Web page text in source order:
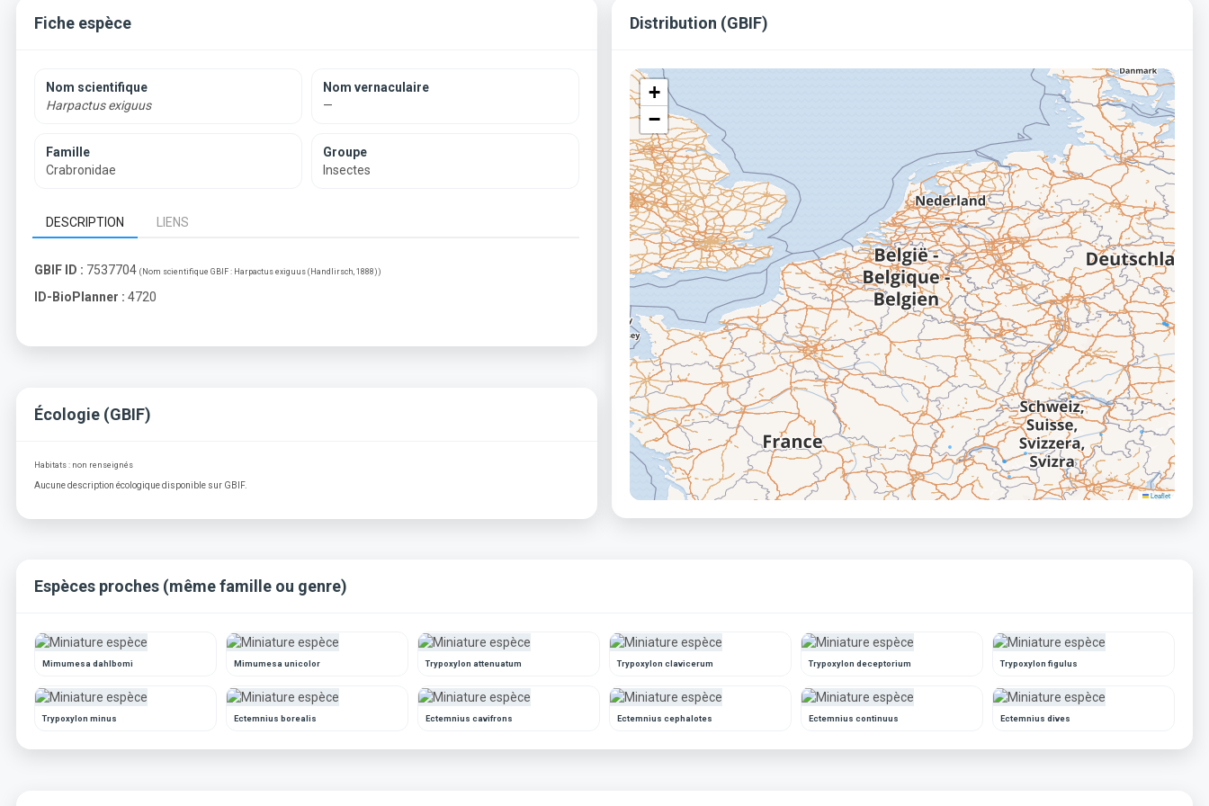
Fiche espèce
Nom scientifique
Harpactus exiguus
Nom vernaculaire
—
Famille
Crabronidae
Groupe
Insectes
DESCRIPTION LIENS
GBIF ID : 7537704 (Nom scientifique GBIF : Harpactus exiguus (Handlirsch, 1888) )
ID-BioPlanner : 4720
Distribution (GBIF)
+
−
Leaflet
Écologie (GBIF)
Habitats : non renseignés
Aucune description écologique disponible sur GBIF.
Espèces proches (même famille ou genre)
Mimumesa dahlbomi Mimumesa unicolor Trypoxylon attenuatum Trypoxylon clavicerum Trypoxylon deceptorium Trypoxylon figulus
Trypoxylon minus Ectemnius borealis Ectemnius cavifrons Ectemnius cephalotes Ectemnius continuus Ectemnius dives